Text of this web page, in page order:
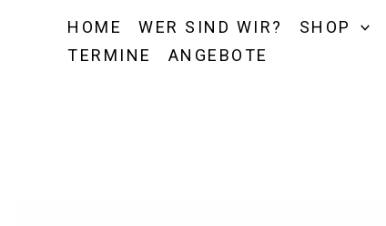
HOME WER SIND WIR? SHOP
TERMINE
ANGEBOTE